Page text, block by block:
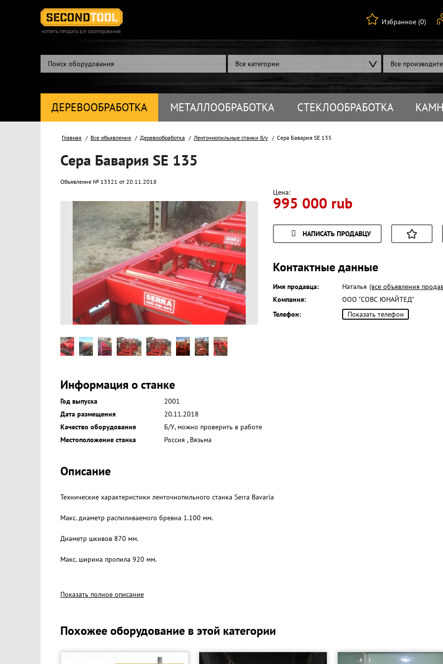
Избранное (0)
Все категории Все
ДЕРЕВООБРАБОТКА МЕТАЛЛООБРАБОТКА СТЕКЛООБРАБОТКА
Главная Все объявления Деревообработка Ленточнопильные станки б/у Сера Бавария SE 135
Сера Бавария SE 135
Объявление № 13321 от 20.11.2018
Цена:
995 000 rub
НАПИСАТЬ ПРОДАВЦУ
Контактные данные
Имя продавца: Наталья (все объявления
Компания:
ООО "СОВС ЮНАЙТЕД"
Телефон:
Показать телефон
Информация о станке
Год выпуска
2001
Дата размещения
20.11.2018
Качество оборудования
Б/У, можно проверить в работе
Местоположение станка
Россия , Вязьма
Описание
Технические характеристики ленточнопильного станка Serra Bavaria
Макс. диаметр распиливаемого бревна 1.100 мм.
Диаметр шкивов 870 мм.
Макс. ширина пропила 920 мм.
Длина ленточной пилы 5.705 мм.
Показать полное описание
Похожее оборудование в этой категории